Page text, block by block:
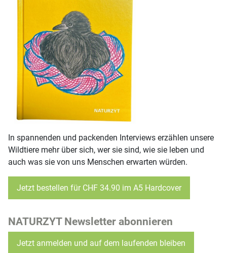
In spannenden und packenden Interviews erzählen unsere
Wildtiere mehr über sich, wer sie sind, wie sie leben und
auch was sie von uns Menschen erwarten würden.
Jetzt bestellen für CHF 34.90 im A5 Hardcover
NATURZYT Newsletter abonnieren
Jetzt anmelden und auf dem laufenden bleiben